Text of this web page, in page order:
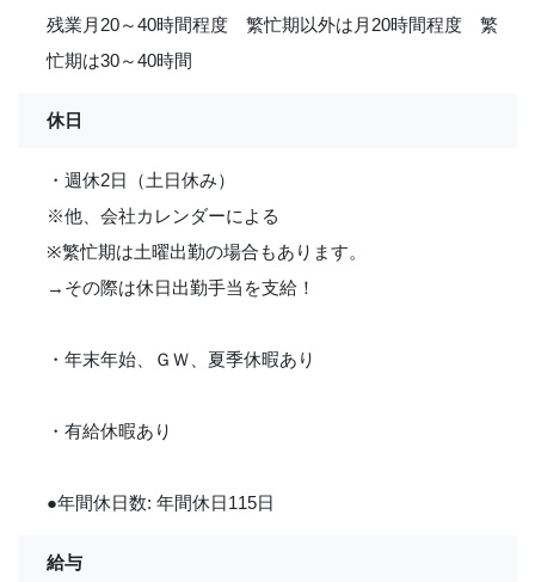
残業月20～40時間程度 繁忙期以外は月20時間程度 繁
忙期は30～40時間
休日
・週休2日（土日休み）
※他、会社カレンダーによる
※繁忙期は土曜出勤の場合もあります。
→その際は休日出勤手当を支給！
・年末年始、ＧＷ、夏季休暇あり
・有給休暇あり
●年間休日数: 年間休日115日
給与